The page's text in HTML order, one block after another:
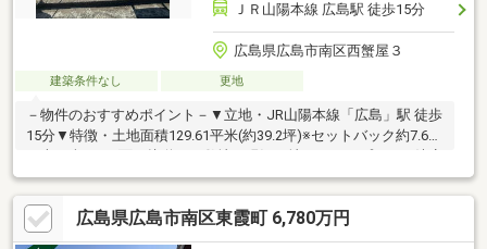
ＪＲ山陽本線 広島駅 徒歩15分
広島県広島市南区西蟹屋３
建築条件なし 更地
－物件のおすすめポイント－▼立地・JR山陽本線「広島」駅 徒歩
15分▼特徴・土地面積129.61平米(約39.2坪)※セットバック約7.69
次第スムーズに建築に移行可能・周囲には既に建物があるため、
窓の位置等を考慮した設計が可能・建築条件付宅地販売ではあり
ません▼周辺環境・荒神町小学校 徒歩2分(約140m)・ローソン広
島南蟹屋二丁目店 徒歩5分(約350m)・南蟹屋公園 徒歩8分(約
広島県広島市南区東霞町 6,780万円